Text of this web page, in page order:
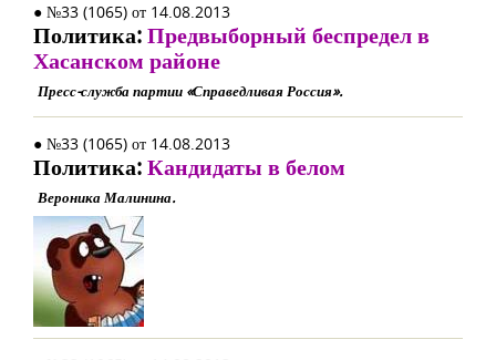
● №33 (1065) от 14.08.2013
Политика:Предвыборный беспредел в
Хасанском районе
Пресс-служба партии «Справедливая Россия».
● №33 (1065) от 14.08.2013
Политика:Кандидаты в белом
Вероника Малинина.